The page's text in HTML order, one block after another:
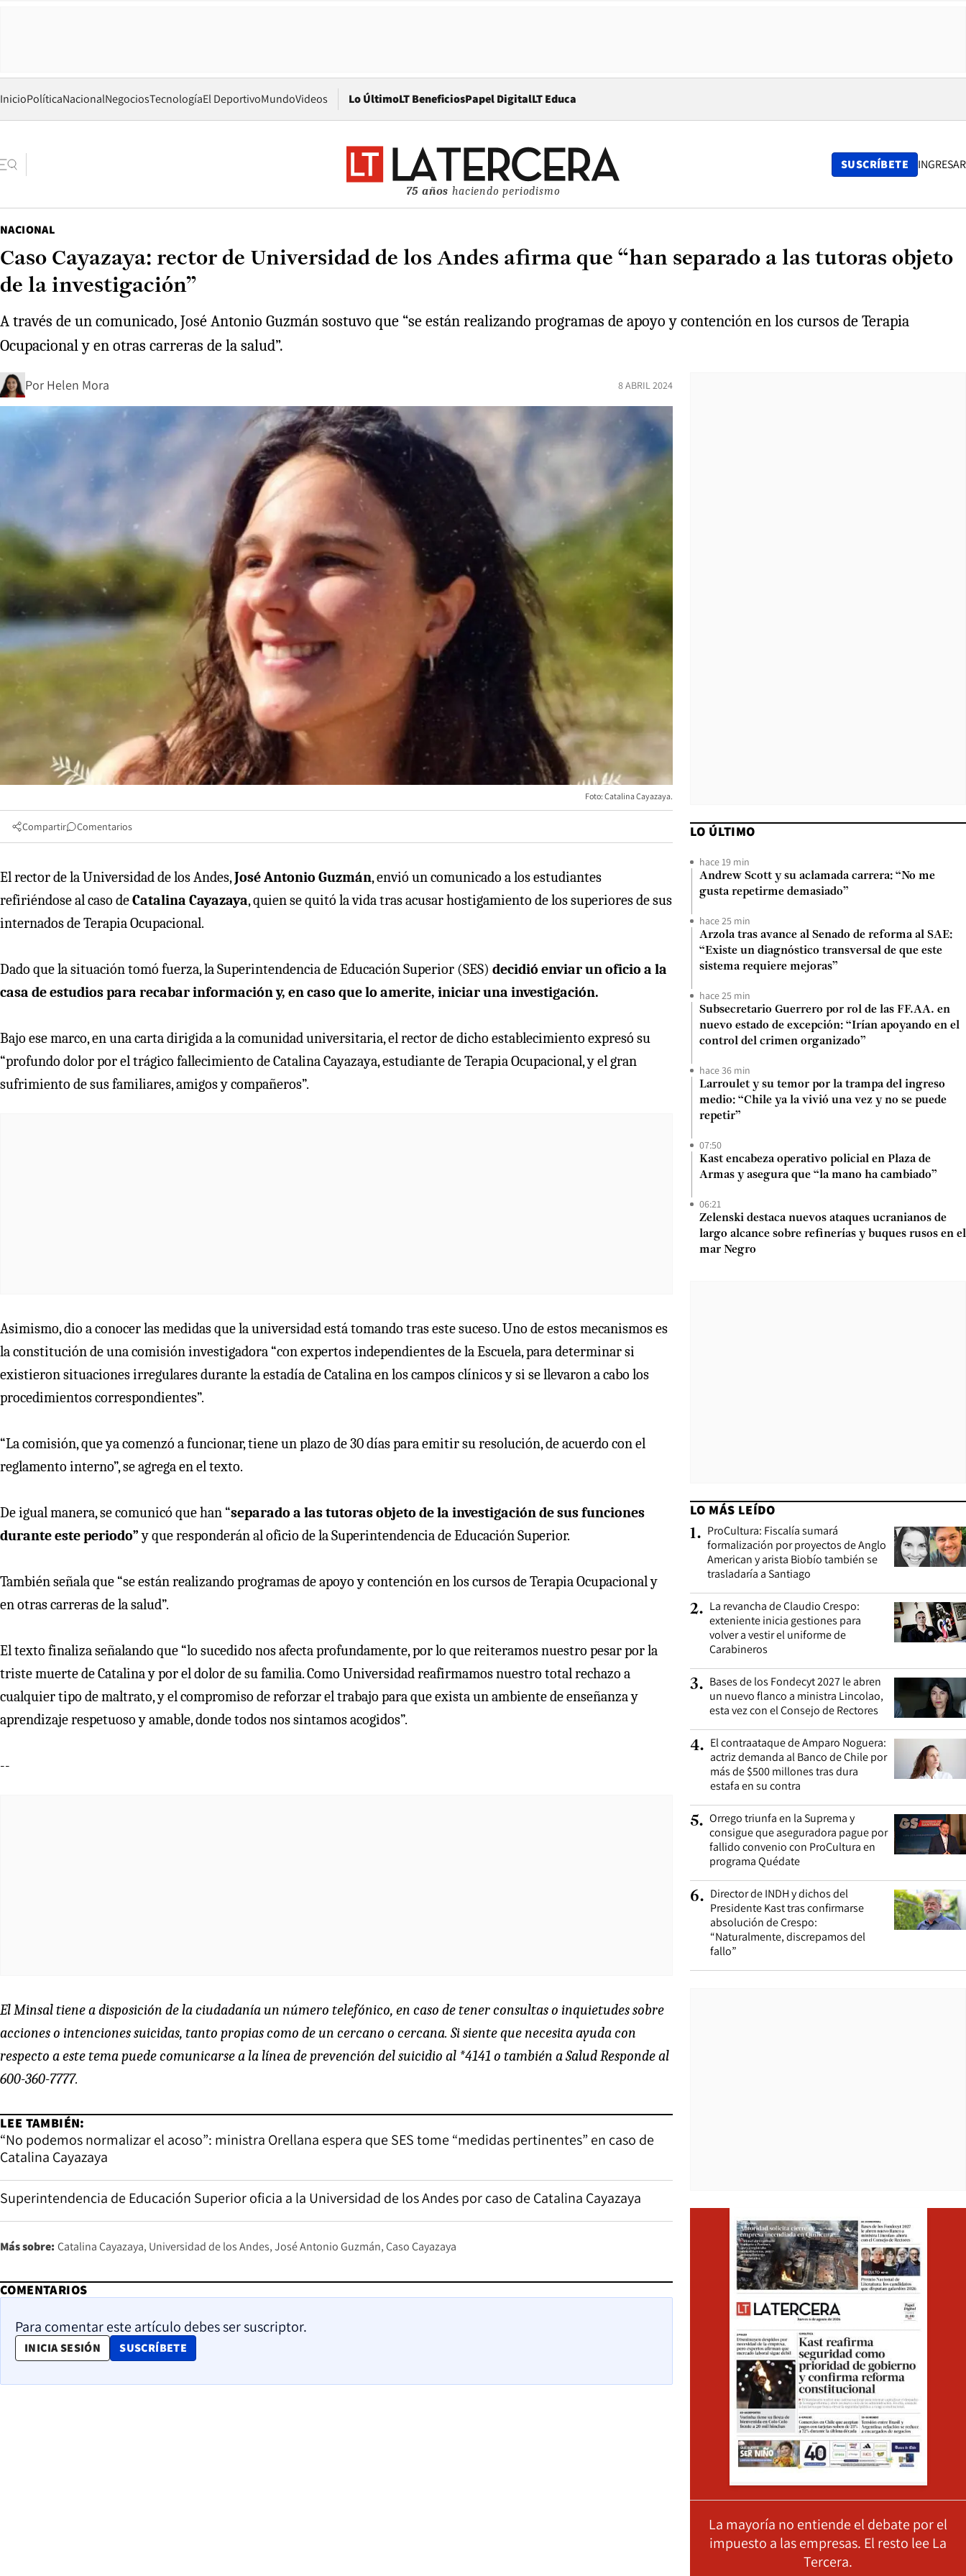
InicioPolíticaNacionalNegociosTecnologíaEl DeportivoMundoVideos Lo ÚltimoLT BeneficiosPapel DigitalOpens in new window
LT Educa
75 años haciendo periodismo
SUSCRÍBETE INGRESAR
NACIONAL
Caso Cayazaya: rector de Universidad de los Andes afirma que “han separado a las tutoras objeto
de la investigación”
A través de un comunicado, José Antonio Guzmán sostuvo que “se están realizando programas de apoyo y contención en los cursos de Terapia
Ocupacional y en otras carreras de la salud”.
Por Helen Mora 8 ABRIL 2024
Foto: Catalina Cayazaya.
Compartir Comentarios
El rector de la Universidad de los Andes,José Antonio Guzmán, envió un comunicado a los estudiantes
refiriéndose al caso deCatalina Cayazaya, quien se quitó la vida tras acusar hostigamiento de los superiores de sus
internados de Terapia Ocupacional.
Dado que la situación tomó fuerza, la Superintendencia de Educación Superior (SES) decidió enviar un oficio a la
casa de estudios para recabar información y, en caso que lo amerite, iniciar una investigación.
Bajo ese marco, en una carta dirigida a la comunidad universitaria, el rector de dicho establecimiento expresó su
“profundo dolor por el trágico fallecimiento de Catalina Cayazaya, estudiante de Terapia Ocupacional, y el gran
sufrimiento de sus familiares, amigos y compañeros”.
Asimismo, dio a conocer las medidas que la universidad está tomando tras este suceso. Uno de estos mecanismos es
la constitución de una comisión investigadora “con expertos independientes de la Escuela, para determinar si
existieron situaciones irregulares durante la estadía de Catalina en los campos clínicos y si se llevaron a cabo los
procedimientos correspondientes”.
“La comisión, que ya comenzó a funcionar, tiene un plazo de 30 días para emitir su resolución, de acuerdo con el
reglamento interno”, se agrega en el texto.
De igual manera, se comunicó que han “separado a las tutoras objeto de la investigación de sus funciones
durante este periodo”y que responderán aloficio de la Superintendencia de Educación Superior.
También señala que “se están realizando programas de apoyo y contención en los cursos de Terapia Ocupacional y
en otras carreras de la salud”.
El texto finaliza señalando que “lo sucedido nos afecta profundamente, por lo que reiteramos nuestro pesar por la
triste muerte de Catalina y por el dolor de su familia. Como Universidad reafirmamos nuestro total rechazo a
cualquier tipo de maltrato, y el compromiso de reforzar el trabajo para que exista un ambiente de enseñanza y
aprendizaje respetuoso y amable, donde todos nos sintamos acogidos”.
--
El Minsal tiene a disposición de la ciudadanía un número telefónico, en caso de tener consultas o inquietudes sobre
acciones o intenciones suicidas, tanto propias como de un cercano o cercana. Si siente que necesita ayuda con
respecto a este tema puede comunicarse a la línea de prevención del suicidio al *4141 o también a Salud Responde al
600-360-7777.
LEE TAMBIÉN:
“No podemos normalizar el acoso”: ministra Orellana espera que SES tome “medidas pertinentes” en caso de
Catalina Cayazaya
Superintendencia de Educación Superior oficia a la Universidad de los Andes por caso de Catalina Cayazaya
Más sobre: Catalina Cayazaya Universidad de los Andes José Antonio Guzmán Caso Cayazaya
COMENTARIOS
Para comentar este artículo debes ser suscriptor.
INICIA SESIÓN SUSCRÍBETE
OPENS IN NEW WINDOW
LO ÚLTIMO
hace 19 min
Andrew Scott y su aclamada carrera: “No me
gusta repetirme demasiado”
hace 25 min
Arzola tras avance al Senado de reforma al SAE:
“Existe un diagnóstico transversal de que este
sistema requiere mejoras”
hace 25 min
Subsecretario Guerrero por rol de las FF.AA. en
nuevo estado de excepción: “Irían apoyando en el
control del crimen organizado”
hace 36 min
Larroulet y su temor por la trampa del ingreso
medio: “Chile ya la vivió una vez y no se puede
repetir”
07:50
Kast encabeza operativo policial en Plaza de
Armas y asegura que “la mano ha cambiado”
06:21
Zelenski destaca nuevos ataques ucranianos de
largo alcance sobre refinerías y buques rusos en el
mar Negro
LO MÁS LEÍDO
1. ProCultura: Fiscalía sumará
formalización por proyectos de Anglo
American y arista Biobío también se
trasladaría a Santiago
2. La revancha de Claudio Crespo:
exteniente inicia gestiones para
volver a vestir el uniforme de
Carabineros
3. Bases de los Fondecyt 2027 le abren
un nuevo flanco a ministra Lincolao,
esta vez con el Consejo de Rectores
4. El contraataque de Amparo Noguera:
actriz demanda al Banco de Chile por
más de $500 millones tras dura
estafa en su contra
5. Orrego triunfa en la Suprema y
consigue que aseguradora pague por
fallido convenio con ProCultura en
programa Quédate
6. Director de INDH y dichos del
Presidente Kast tras confirmarse
absolución de Crespo:
“Naturalmente, discrepamos del
fallo”
La mayoría no entiende el debate por el
impuesto a las empresas. El resto lee La
Tercera.